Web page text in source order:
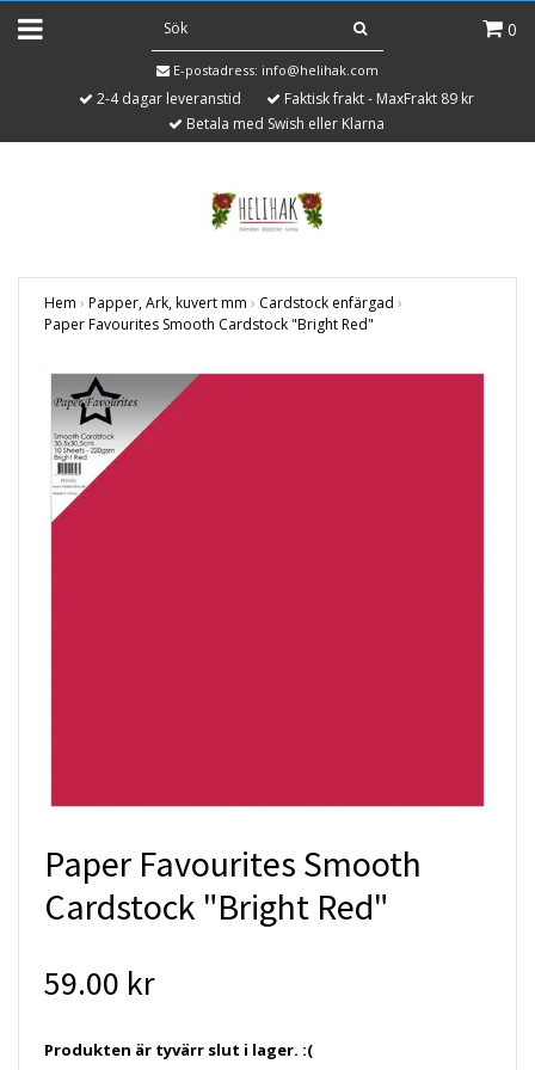
0
E-postadress: info@helihak.com
2-4 dagar leveranstid
Faktisk frakt - MaxFrakt 89 kr
Betala med Swish eller Klarna
Hem › Papper, Ark, kuvert mm › Cardstock enfärgad ›
Paper Favourites Smooth Cardstock "Bright Red"
Paper Favourites Smooth
Cardstock "Bright Red"
59.00 kr
Produkten är tyvärr slut i lager. :(